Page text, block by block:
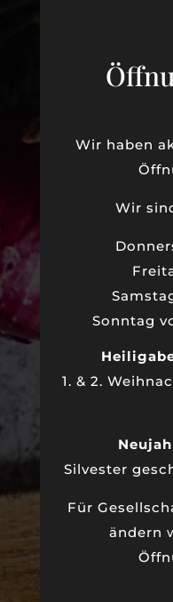
Wir haben
Wir
Sonntag
1. & 2.
Silvester
Für
ändern